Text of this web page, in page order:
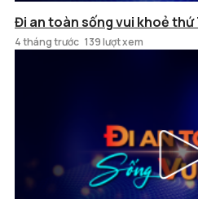
Đi an toàn sống vui khoẻ thứ
4 tháng trước 139 lượt xem